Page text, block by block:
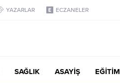
YAZARLAR ECZANELER
SAĞLIK ASAYİŞ EĞİTİM